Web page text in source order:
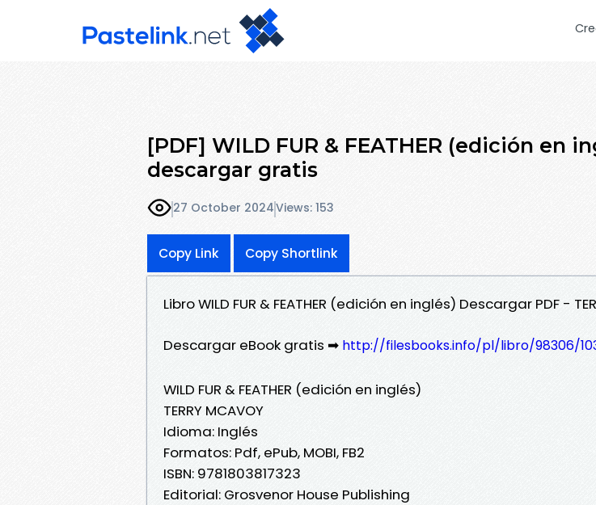
[PDF] WILD FUR & FEATHER (edición en
descargar gratis
27 October 2024Views: 153
Copy Link Copy Shortlink
Libro WILD FUR & FEATHER (edición en inglés) Descargar PDF -
Descargar eBook gratis ➡ http://filesbooks.info/pl/libro/98306/
WILD FUR & FEATHER (edición en inglés)
TERRY MCAVOY
Idioma: Inglés
Formatos: Pdf, ePub, MOBI, FB2
ISBN: 9781803817323
Editorial: Grosvenor House Publishing